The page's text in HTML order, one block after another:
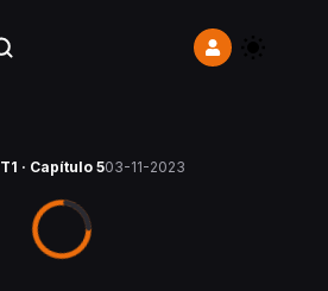
T1 · Capítulo 503-11-2023